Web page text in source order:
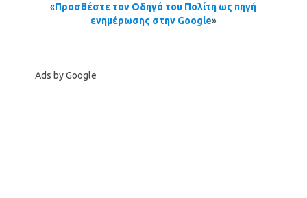
«Προσθέστε τον Οδηγό του Πολίτη ως πηγή
ενημέρωσης στην Google»
Ads by Google